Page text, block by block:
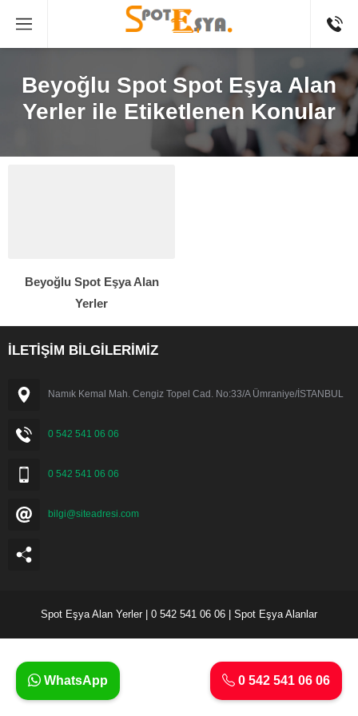
Beyoğlu Spot Spot Eşya Alan
Yerler ile Etiketlenen Konular
Beyoğlu Spot Eşya Alan
Yerler
İLETİŞİM BİLGİLERİMİZ
Namık Kemal Mah. Cengiz Topel Cad. No:33/A Ümraniye/İSTANBUL
0 542 541 06 06
0 542 541 06 06
bilgi@siteadresi.com
Spot Eşya Alan Yerler | 0 542 541 06 06 | Spot Eşya Alanlar
0 542 541 06 06
WhatsApp